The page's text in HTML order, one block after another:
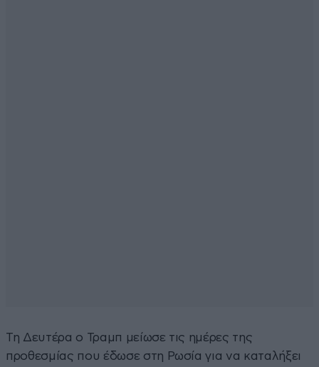
Τη Δευτέρα ο Τραμπ μείωσε τις ημέρες της
προθεσμίας που έδωσε στη Ρωσία για να καταλήξει